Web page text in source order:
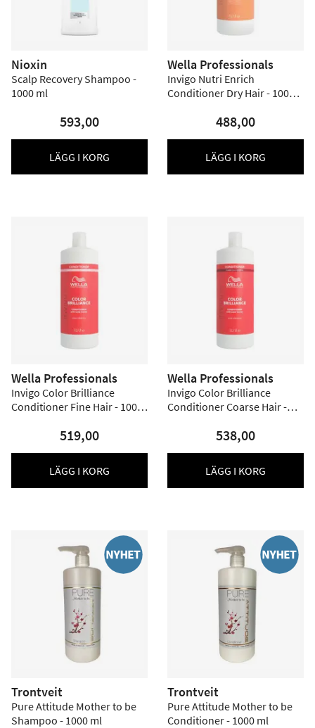
Nioxin
Scalp Recovery Shampoo -
1000 ml
593,00
LÄGG I KORG
Wella Professionals
Invigo Nutri Enrich
Conditioner Dry Hair - 1000
488,00
LÄGG I KORG
Wella Professionals
Invigo Color Brilliance
Conditioner Fine Hair - 1000
519,00
LÄGG I KORG
Wella Professionals
Invigo Color Brilliance
Conditioner Coarse Hair -
538,00
LÄGG I KORG
Trontveit
Pure Attitude Mother to be
Shampoo - 1000 ml
Trontveit
Pure Attitude Mother to be
Conditioner - 1000 ml